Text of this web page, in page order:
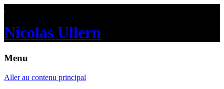
.
Nicolas Ullern
Menu
Aller au contenu principal